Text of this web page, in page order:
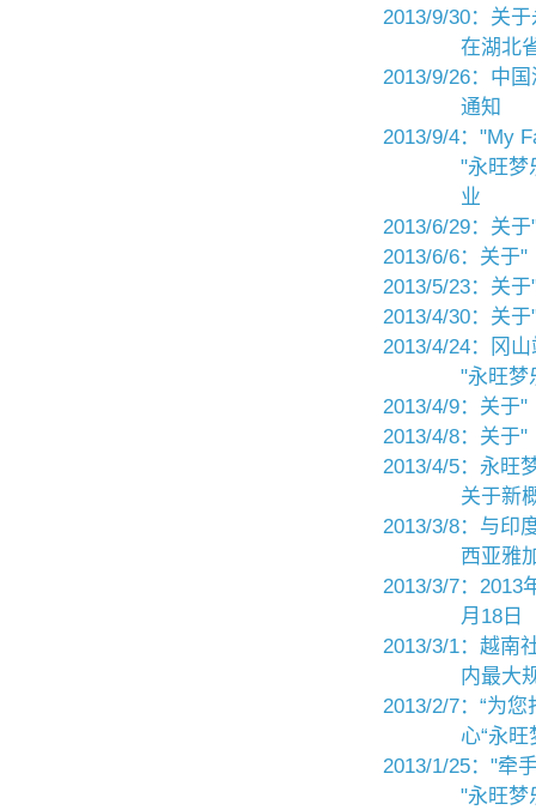
2013/9/30：关
在湖北
2013/9/26：中
通知
2013/9/4："My
"永旺梦
业
2013/6/29：关
2013/6/6：关于
2013/5/23：关
2013/4/30：关
2013/4/24：冈
"永旺梦
2013/4/9：关于
2013/4/8：关于
2013/4/5：永旺
关于新
2013/3/8：与印
西亚雅
2013/3/7：2013
月18日
2013/3/1：越南
内最大
2013/2/7：“为
心“永
2013/1/25："牵
"永旺梦